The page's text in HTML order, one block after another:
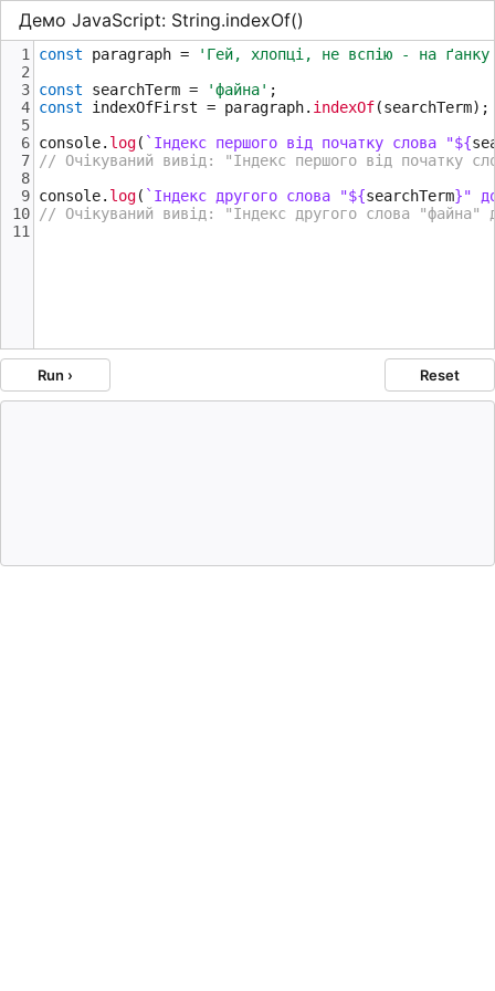
Демо JavaScript: String.indexOf()
1 const paragraph =
'Гей, хлопці, не вспію - на ґанку
2
3 const searchTerm = 'файна' ;
4 const indexOfFirst = paragraph. indexOf(searchTerm);
5
6 console. log( `Індекс першого від початку слова "${
7
// Очікуваний вивід: "Індекс першого від початку
8
9 console. log( `Індекс другого слова "${searchTerm}"
10
// Очікуваний вивід: "Індекс другого слова "файна"
11
Run › Reset